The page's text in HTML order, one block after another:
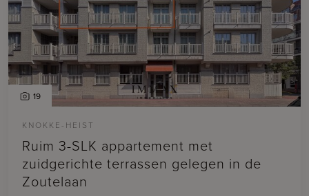
19
KNOKKE-HEIST
Ruim 3-SLK appartement met
zuidgerichte terrassen gelegen in de
Zoutelaan